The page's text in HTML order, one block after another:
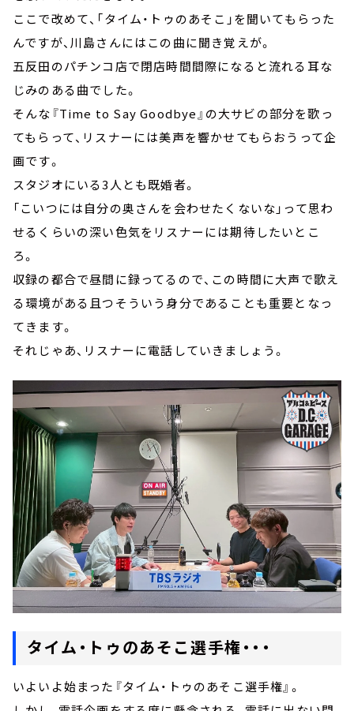
ここで改めて、「タイム・トゥのあそこ」を聞いてもらった
んですが、川島さんにはこの曲に聞き覚えが。
五反田のパチンコ店で閉店時間間際になると流れる耳な
じみのある曲でした。
そんな『Time to Say Goodbye』の大サビの部分を歌っ
てもらって、リスナーには美声を響かせてもらおうって企
画です。
スタジオにいる3人とも既婚者。
「こいつには自分の奥さんを会わせたくないな」って思わ
せるくらいの深い色気をリスナーには期待したいとこ
ろ。
収録の都合で昼間に録ってるので、この時間に大声で歌え
る環境がある且つそういう身分であることも重要となっ
てきます。
それじゃあ、リスナーに電話していきましょう。
タイム・トゥのあそこ選手権・・・
いよいよ始まった『タイム・トゥのあそこ選手権』。